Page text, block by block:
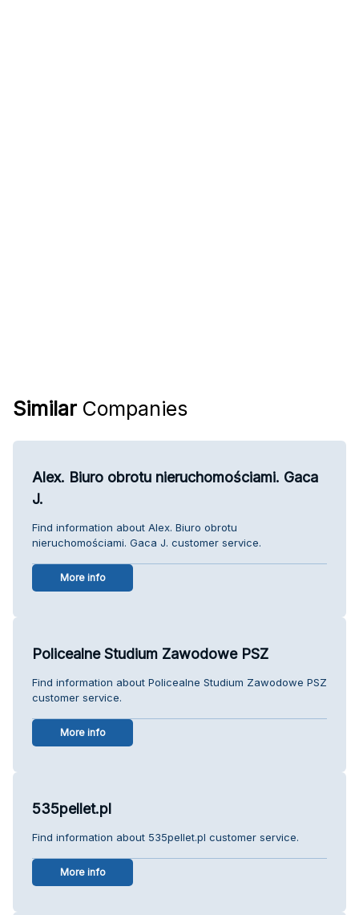
Similar Companies
Alex. Biuro obrotu nieruchomościami. Gaca
J.
Find information about Alex. Biuro obrotu
nieruchomościami. Gaca J. customer service.
More info
Policealne Studium Zawodowe PSZ
Find information about Policealne Studium Zawodowe PSZ
customer service.
More info
535pellet.pl
Find information about 535pellet.pl customer service.
More info